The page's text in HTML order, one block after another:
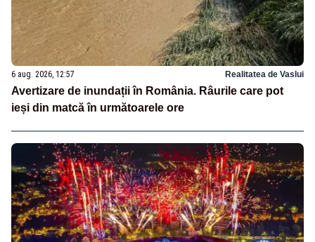
6 aug. 2026, 12:57 Realitatea de Vaslui
Avertizare de inundații în România. Râurile care pot
ieși din matcă în următoarele ore